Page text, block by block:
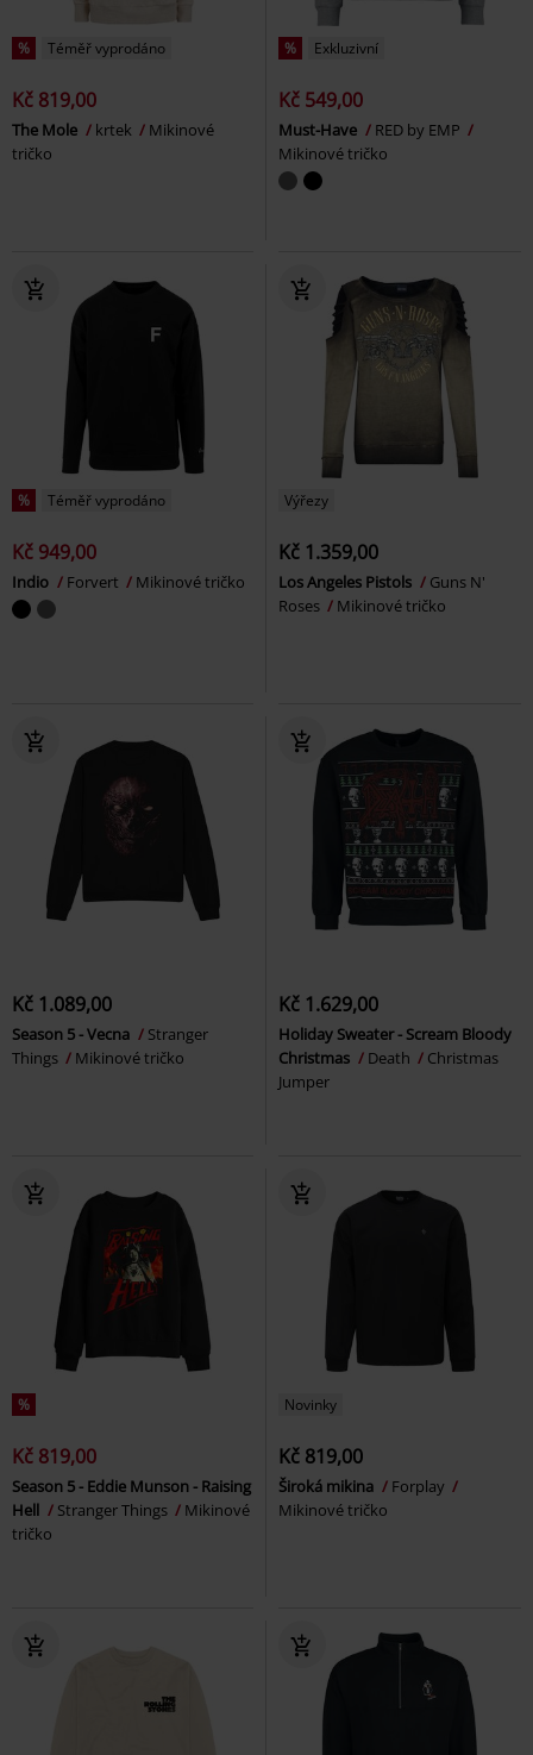
% Téměř vyprodáno
Kč 819,00
The Mole krtek
Mikinové
tričko
% Exkluzivní
Kč 549,00
Must-Have
RED by EMP
Mikinové tričko
% Téměř vyprodáno
Kč 949,00
Indio Forvert Mikinové tričko
Výřezy
Kč 1.359,00
Los Angeles Pistols
Guns N'
Roses
Mikinové tričko
Kč 1.089,00
Season 5 - Vecna
Stranger
Things
Mikinové tričko
Kč 1.629,00
Holiday Sweater - Scream Bloody
Christmas
Death
Christmas
Jumper
%
Kč 819,00
Season 5 - Eddie Munson - Raising
Hell
Stranger Things
Mikinové
tričko
Novinky
Kč 819,00
Široká mikina
Forplay
Mikinové tričko